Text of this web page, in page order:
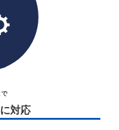
で
対応